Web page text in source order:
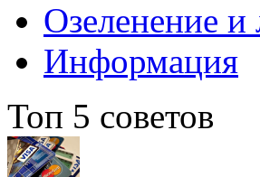
Озеленение
Информация
Топ 5 советов